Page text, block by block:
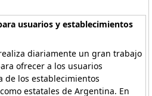
usuarios y establecimientos
diariamente un gran trabajo
ofrecer a los usuarios
de los establecimientos
estatales de Argentina. En